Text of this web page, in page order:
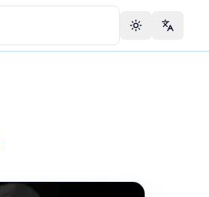
Toggle theme